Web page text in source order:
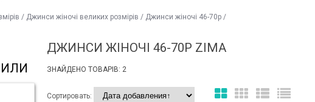
/ Джинси жіночі великих розмірів / Джинси жіночі 46-70р /
ДЖИНСИ ЖІНОЧІ 46-70Р ZIMA
ЗНАЙДЕНО ТОВАРІВ: 2
Сортировать: